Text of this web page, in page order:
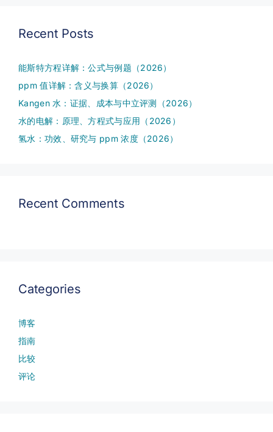
Recent Posts
能斯特方程详解：公式与例题（2026）
ppm 值详解：含义与换算（2026）
Kangen 水：证据、成本与中立评测（2026）
水的电解：原理、方程式与应用（2026）
氢水：功效、研究与 ppm 浓度（2026）
Recent Comments
Categories
博客
指南
比较
评论